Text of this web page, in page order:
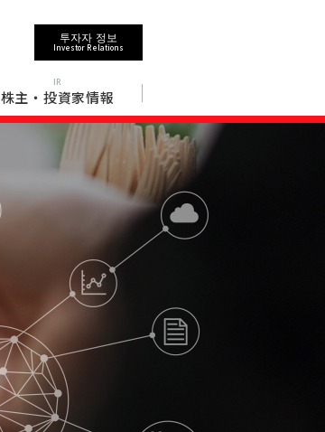
IR
株主・投資家情報
투자자 정보
Investor Relations